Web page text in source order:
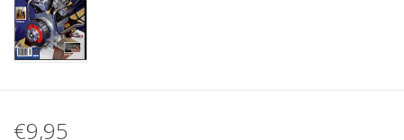
€9,95